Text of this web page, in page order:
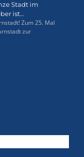
Stadt im
ist…
Zum 25. Mal
zur